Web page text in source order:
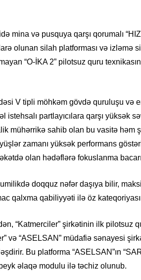
mina və pusquya qarşı qorumalı
olunan silah platforması və izləmə
“O-İKA 2” pilotsuz quru
V tipli möhkəm gövdə quruluşu və
istehsalı partlayıcılara qarşı yüksək
mühərrikə sahib olan bu vasitə həm
zamanı yüksək performans
olan hədəflərə fokuslanma
doqquz nəfər daşıya bilir,
qalxma qabiliyyəti ilə öz
“Katmerciler” şirkətinin ilk pilotsuz
və “ASELSAN” müdafiə sənayesi
Bu platforma “ASELSAN”ın
əlaqə modulu ilə təchiz olunub.